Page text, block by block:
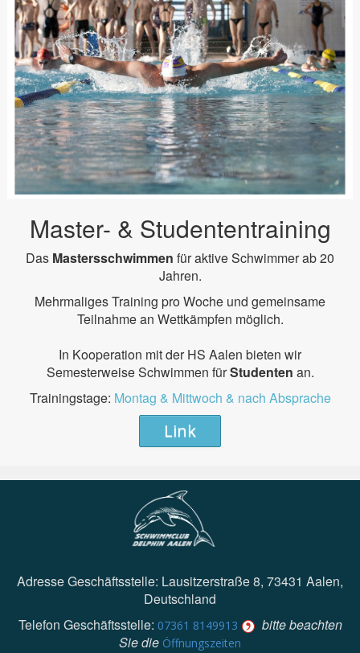
Master- & Studententraining
Das Mastersschwimmen für aktive Schwimmer ab 20
Jahren.
Mehrmaliges Training pro Woche und gemeinsame
Teilnahme an Wettkämpfen möglich.
In Kooperation mit der HS Aalen bieten wir
Semesterweise Schwimmen fürStudenten an.
Trainingstage: Montag & Mittwoch & nach Absprache
Link
Adresse Geschäftsstelle: Lausitzerstraße 8, 73431 Aalen,
Deutschland
Telefon Geschäftsstelle: 07361 8149913
bitte beachten
Sie die Öffnungszeiten